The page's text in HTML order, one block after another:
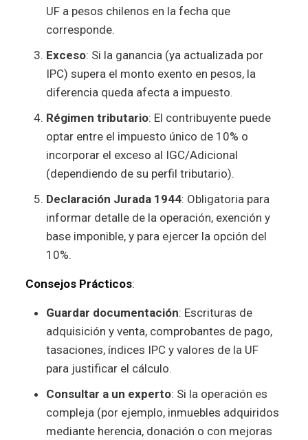
UF a pesos chilenos en la fecha que
corresponde.
Exceso: Si la ganancia (ya actualizada por
IPC) supera el monto exento en pesos, la
diferencia queda afecta a impuesto.
Régimen tributario: El contribuyente puede
optar entre el impuesto único de 10% o
incorporar el exceso al IGC/Adicional
(dependiendo de su perfil tributario).
Declaración Jurada 1944: Obligatoria para
informar detalle de la operación, exención y
base imponible, y para ejercer la opción del
10%.
Consejos Prácticos:
Guardar documentación: Escrituras de
adquisición y venta, comprobantes de pago,
tasaciones, índices IPC y valores de la UF
para justificar el cálculo.
Consultar a un experto: Si la operación es
compleja (por ejemplo, inmuebles adquiridos
mediante herencia, donación o con mejoras